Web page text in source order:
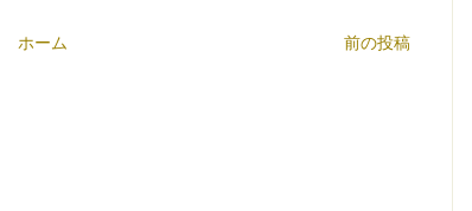
前の投稿
ホーム